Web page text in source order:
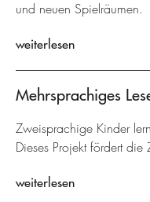
und neuen Spielräumen.
weiterlesen
Mehrsprachiges
Zweisprachige Kinder
Dieses Projekt fördert die
weiterlesen